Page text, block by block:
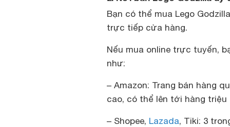
Bạn có thể mua Lego
trực tiếp cửa hàng.
Nếu mua online trực tuyến,
như:
– Amazon: Trang bán hàng
cao, có thể lên tới hàng
– Shopee, Lazada, Tiki: 3